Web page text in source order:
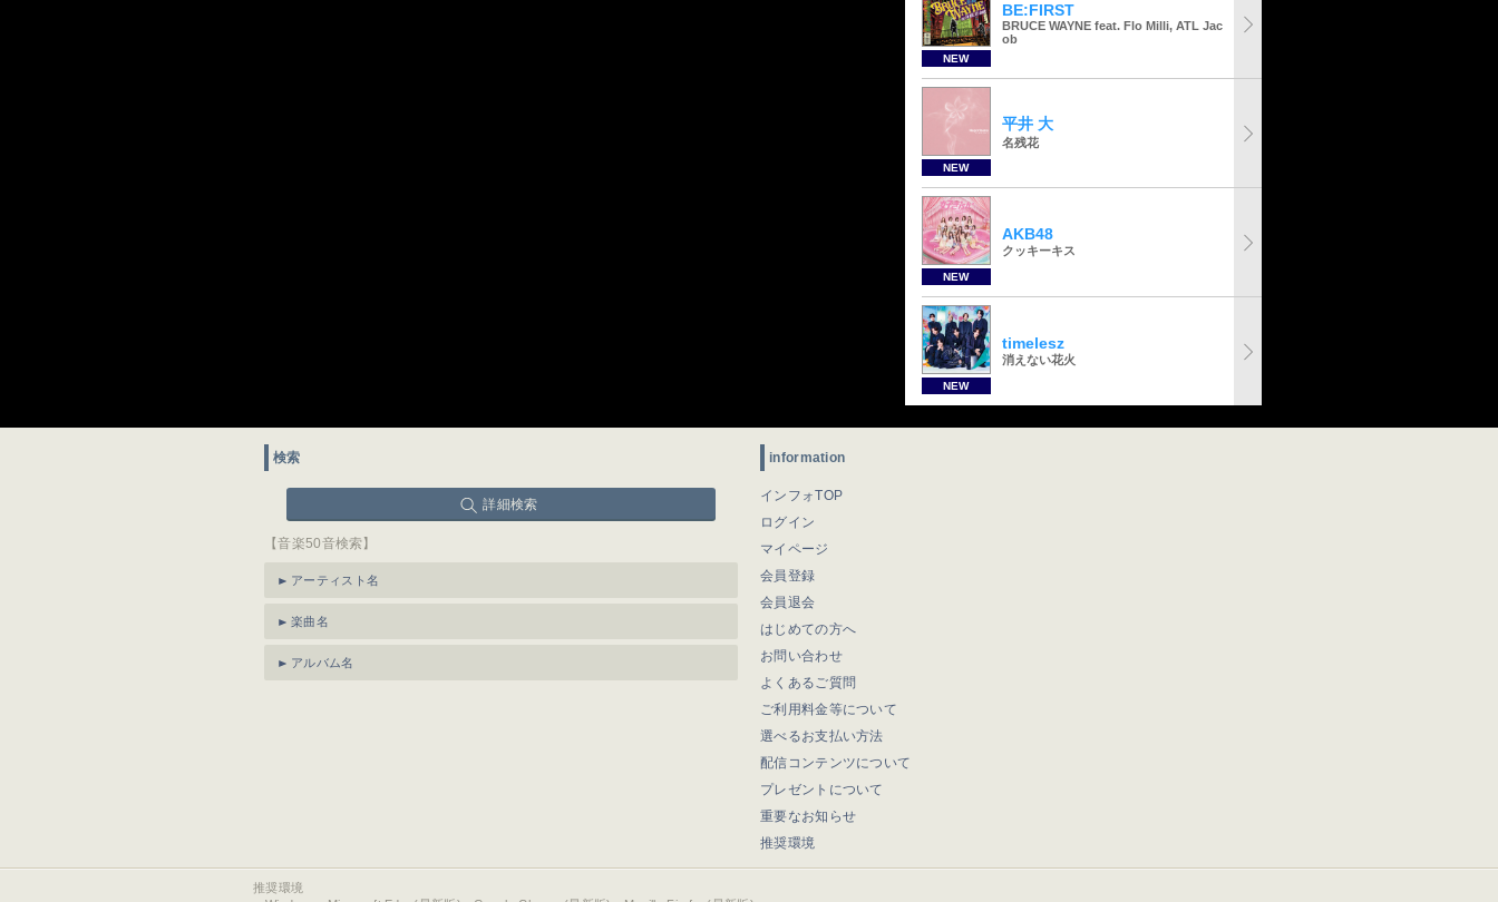
NEW
BE:FIRST
BRUCE WAYNE feat. Flo Milli, ATL Jac
ob
NEW
平井 大
名残花
NEW
AKB48
クッキーキス
NEW
timelesz
消えない花火
検索
詳細検索
【音楽50音検索】
アーティスト名
楽曲名
アルバム名
information
インフォTOP
ログイン
マイページ
会員登録
会員退会
はじめての方へ
お問い合わせ
よくあるご質問
ご利用料金等について
選べるお支払い方法
配信コンテンツについて
プレゼントについて
重要なお知らせ
推奨環境
推奨環境